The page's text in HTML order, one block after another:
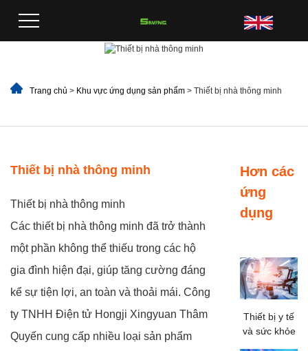
Trang chủ > Khu vực ứng dụng sản phẩm > Thiết bị nhà thông minh
Thiết bị nhà thông minh
Thiết bị nhà thông minh
Các thiết bị nhà thông minh đã trở thành
một phần không thể thiếu trong các hộ
gia đình hiện đại, giúp tăng cường đáng
kể sự tiện lợi, an toàn và thoải mái. Công
ty TNHH Điện tử Hongji Xingyuan Thâm
Quyến cung cấp nhiều loại sản phẩm
Hơn các
ứng
dụng
Thiết bị y tế
và sức khỏe